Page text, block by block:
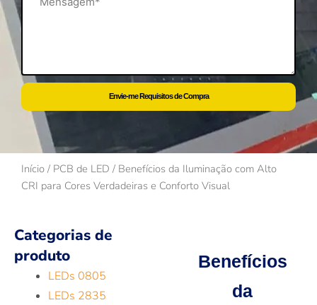
Envie-me Requisitos de Compra
Início / PCB de LED / Benefícios da Iluminação com Alto
CRI para Cores Verdadeiras e Conforto Visual
Categorias de
produto
LEDs 0805
LEDs 2835
Benefícios
da